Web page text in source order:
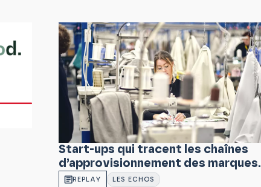
Start-ups qui tracent les chaînes
d’approvisionnement des marques.
REPLAY LES ECHOS